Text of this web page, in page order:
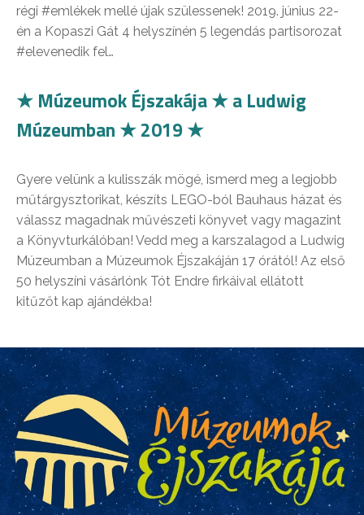
régi #emlékek mellé újak szülessenek! 2019. június 22-
én a Kopaszi Gát 4 helyszínén 5 legendás partisorozat
#elevenedik fel…
★ Múzeumok Éjszakája ★ a Ludwig
Múzeumban ★ 2019 ★
Gyere velünk a kulisszák mögé, ismerd meg a legjobb
műtárgysztorikat, készíts LEGO-ból Bauhaus házat és
válassz magadnak művészeti könyvet vagy magazint
a Könyvturkálóban! Vedd meg a karszalagod a Ludwig
Múzeumban a Múzeumok Éjszakáján 17 órától! Az első
50 helyszíni vásárlónk Tót Endre firkáival ellátott
kitűzőt kap ajándékba!